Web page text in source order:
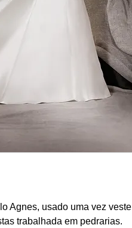
Agnes, usado uma vez veste
trabalhada em pedrarias.